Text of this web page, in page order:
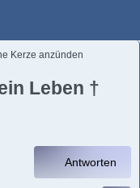
Kerze anzünden
Leben †
Antworten